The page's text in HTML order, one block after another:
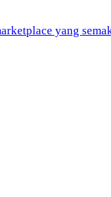
yang